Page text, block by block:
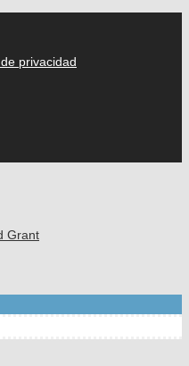
privacidad